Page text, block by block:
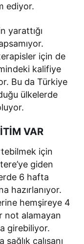
ediyor.
yarattığı
için de
kalifiye
Bu da Türkiye
ülkelerde
VAR
için
giden
6 hafta
hazırlanıyor.
hemşireye 4
not alamayan
girebiliyor.
çalışanı